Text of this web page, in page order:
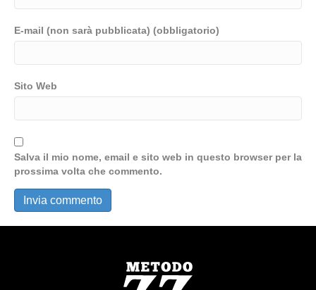
E-mail (non sarà pubblicata) (obbligatorio)
Sito Web
Salva il mio nome, email e sito web in questo browser per la
prossima volta che commento.